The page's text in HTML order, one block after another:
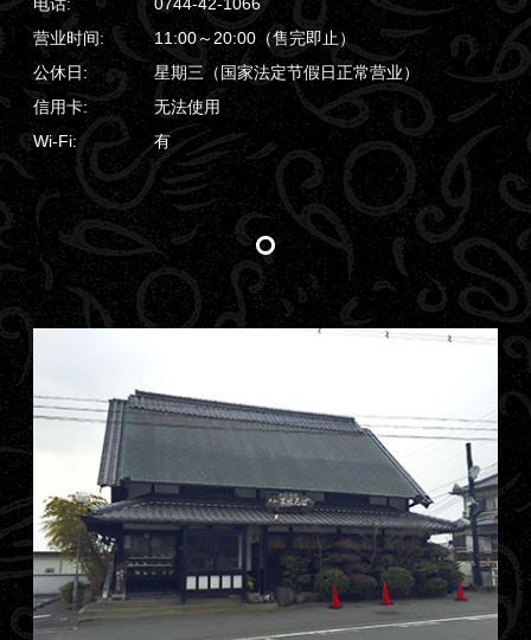
营业时间:
11:00～20:00（售完即止）
公休日:
星期三（国家法定节假日正常营业）
信用卡:
无法使用
Wi-Fi:
有